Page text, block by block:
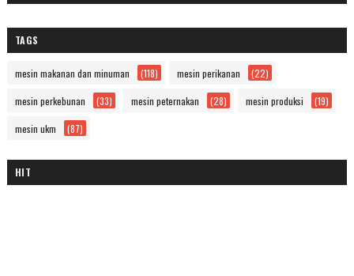
TAGS
mesin makanan dan minuman (118) mesin perikanan (22)
mesin perkebunan (33) mesin peternakan (28) mesin produksi (19)
mesin ukm (87)
HIT